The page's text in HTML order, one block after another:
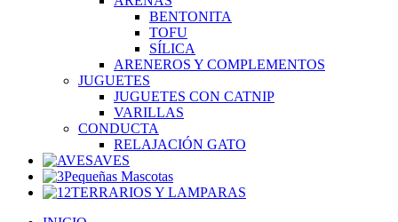
BENTONITA
TOFU
SÍLICA
ARENEROS Y COMPLEMENTOS
JUGUETES
JUGUETES CON CATNIP
VARILLAS
CONDUCTA
RELAJACIÓN GATO
AVES
Pequeñas Mascotas
TERRARIOS Y LAMPARAS